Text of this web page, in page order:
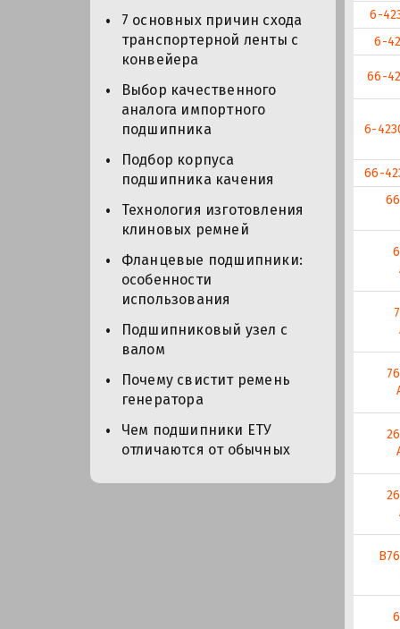
7 основных причин схода
транспортерной ленты с
конвейера
Выбор качественного
аналога импортного
подшипника
Подбор корпуса
подшипника качения
Технология изготовления
клиновых ремней
Фланцевые подшипники:
особенности
использования
Подшипниковый узел с
валом
Почему свистит ремень
генератора
Чем подшипники ЕТУ
отличаются от обычных
6-
6-
66-
6-
66-